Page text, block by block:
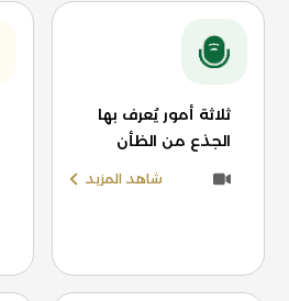
ثلاثة أمور يُعرف بها
الجذع من الظأن
شاهد المزيد